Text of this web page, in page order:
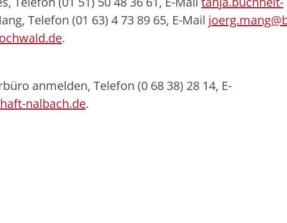
Telefon (01 63) 4 73 89 65, E-Mail
.
anmelden, Telefon (0 68 38) 28 14, E-
nalbach.de.